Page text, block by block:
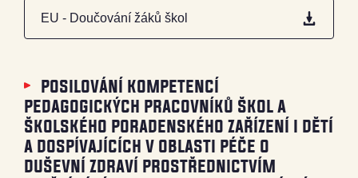
EU - Doučování žáků škol
posilování kompetencí
pedagogických pracovníků škol a
školského poradenského zařízení i dětí
a dospívajících v oblasti péče o
duševní zdraví prostřednictvím